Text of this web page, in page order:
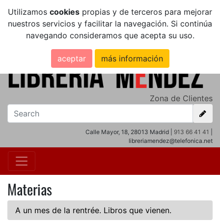
Utilizamos cookies propias y de terceros para mejorar
nuestros servicios y facilitar la navegación. Si continúa
navegando consideramos que acepta su uso.
aceptar más información
Zona de Clientes
Calle Mayor, 18, 28013 Madrid | 913 66 41 41
libreriamendez@telefonica.net
Materias
A un mes de la rentrée. Libros que vienen.